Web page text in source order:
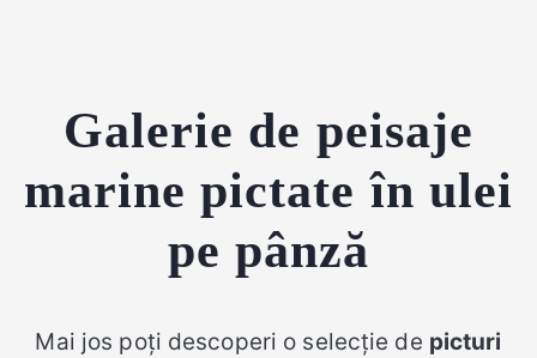
Galerie de peisaje
marine pictate în ulei
pe pânză
Mai jos poți descoperi o selecție de picturi